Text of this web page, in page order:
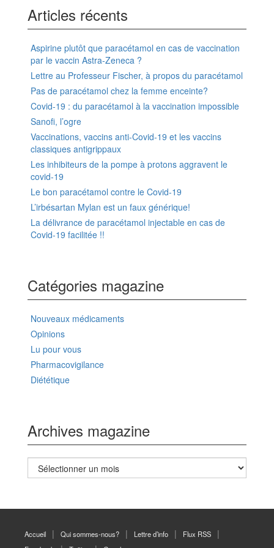
Articles récents
Aspirine plutôt que paracétamol en cas de vaccination
par le vaccin Astra-Zeneca ?
Lettre au Professeur Fischer, à propos du paracétamol
Pas de paracétamol chez la femme enceinte?
Covid-19 : du paracétamol à la vaccination impossible
Sanofi, l’ogre
Vaccinations, vaccins anti-Covid-19 et les vaccins
classiques antigrippaux
Les inhibiteurs de la pompe à protons aggravent le
covid-19
Le bon paracétamol contre le Covid-19
L’irbésartan Mylan est un faux générique!
La délivrance de paracétamol injectable en cas de
Covid-19 facilitée !!
Catégories magazine
Nouveaux médicaments
Opinions
Lu pour vous
Pharmacovigilance
Diététique
Archives magazine
Archives
magazine
Accueil Qui sommes-nous? Lettre d’info
Flux RSS